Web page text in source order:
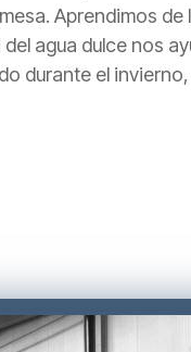
Aprendimos
agua dulce nos
durante el